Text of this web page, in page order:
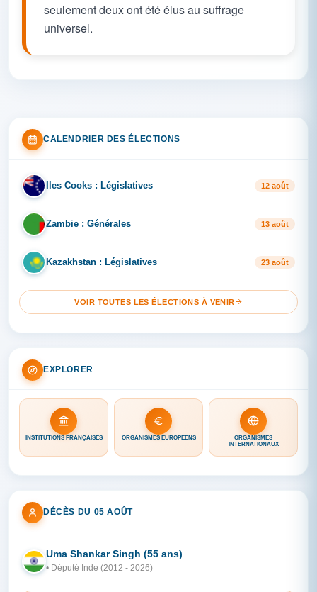
seulement deux ont été élus au suffrage
universel.
CALENDRIER DES ÉLECTIONS
IL Iles Cooks : Législatives 12 août
ZA Zambie : Générales 13 août
KA Kazakhstan : Législatives 23 août
VOIR TOUTES LES ÉLECTIONS À VENIR
EXPLORER
INSTITUTIONS FRANÇAISES ORGANISMES EUROPÉENS
ORGANISMES
INTERNATIONAUX
DÉCÈS DU 05 AOÛT
IN
Uma Shankar Singh (55 ans)
• Député Inde (2012 - 2026)